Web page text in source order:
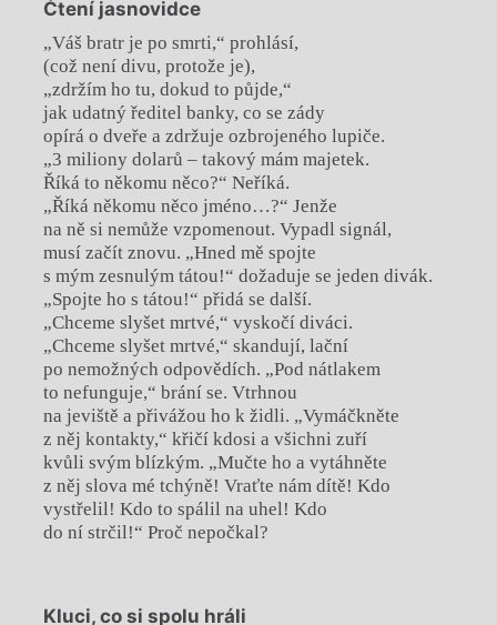
Čtení jasnovidce
„Váš bratr je po smrti,“ prohlásí,
(což není divu, protože je),
„zdržím ho tu, dokud to půjde,“
jak udatný ředitel banky, co se zády
opírá o dveře a zdržuje ozbrojeného lupiče.
„3 miliony dolarů – takový mám majetek.
Říká to někomu něco?“ Neříká.
„Říká někomu něco jméno…?“ Jenže
na ně si nemůže vzpomenout. Vypadl signál,
musí začít znovu. „Hned mě spojte
s mým zesnulým tátou!“ dožaduje se jeden divák.
„Spojte ho s tátou!“ přidá se další.
„Chceme slyšet mrtvé,“ vyskočí diváci.
„Chceme slyšet mrtvé,“ skandují, lační
po nemožných odpovědích. „Pod nátlakem
to nefunguje,“ brání se. Vtrhnou
na jeviště a přivážou ho k židli. „Vymáčkněte
z něj kontakty,“ křičí kdosi a všichni zuří
kvůli svým blízkým. „Mučte ho a vytáhněte
z něj slova mé tchýně! Vraťte nám dítě! Kdo
vystřelil! Kdo to spálil na uhel! Kdo
do ní strčil!“ Proč nepočkal?
Kluci, co si spolu hráli